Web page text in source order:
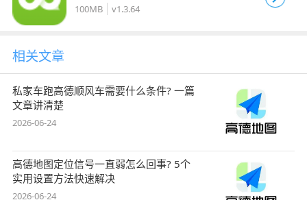
100MB v1.3.64
相关文章
私家车跑高德顺风车需要什么条件? 一篇
文章讲清楚
2026-06-24
高德地图定位信号一直弱怎么回事? 5个
实用设置方法快速解决
2026-06-24